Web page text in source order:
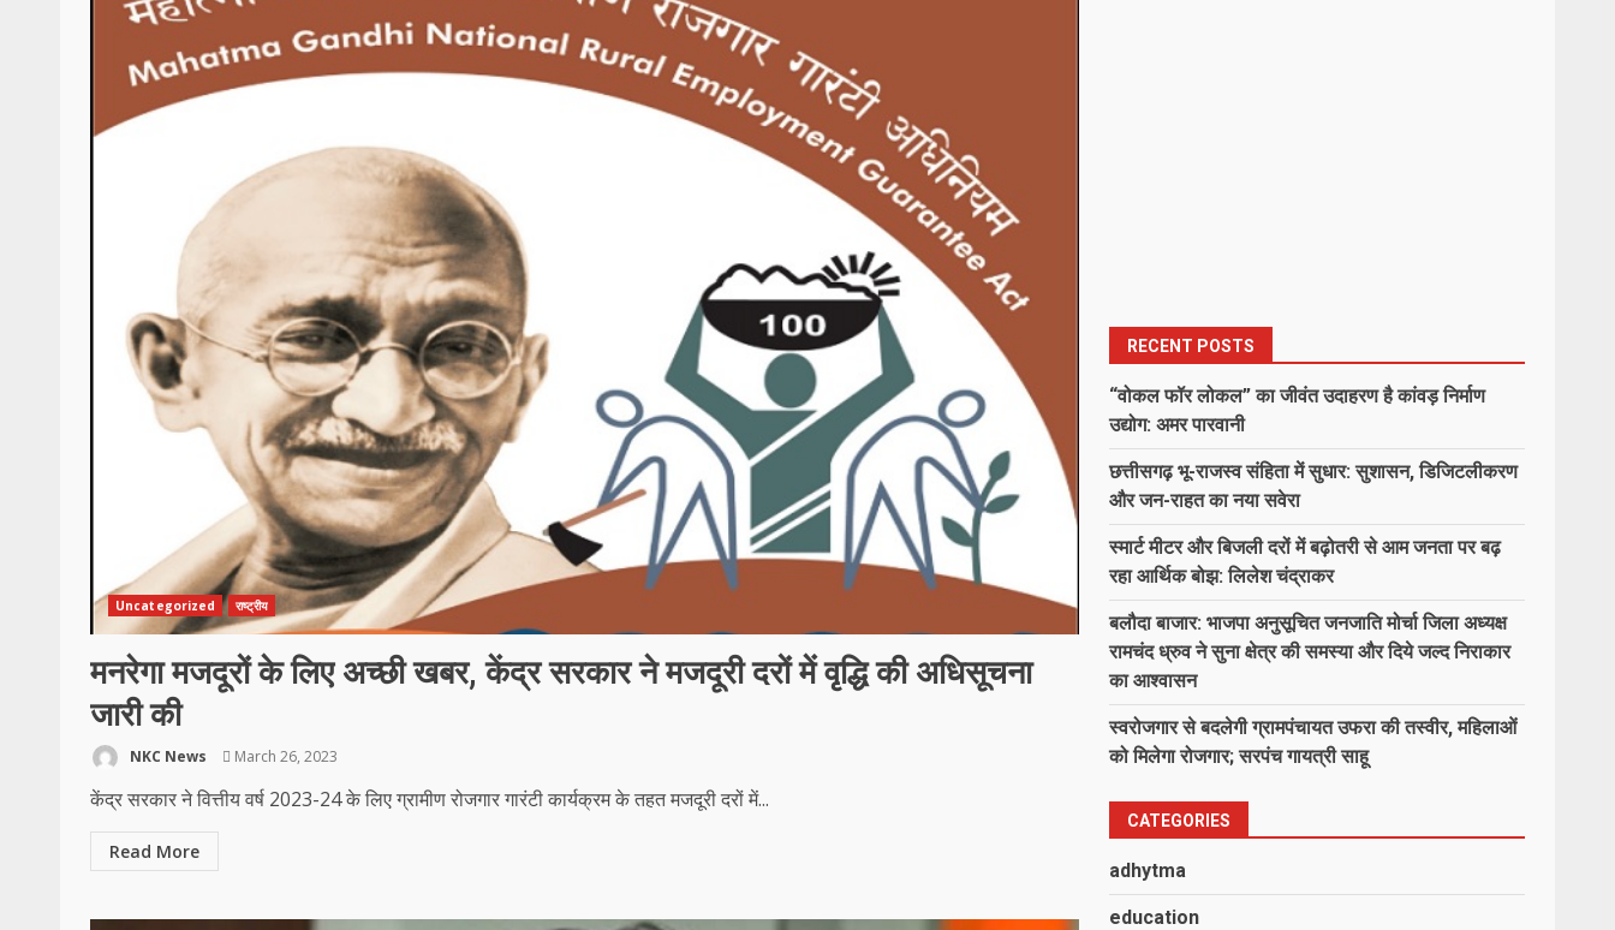
Uncategorized राष्ट्रीय
मनरेगा मजदूरों के लिए अच्छी खबर, केंद्र सरकार ने मजदूरी दरों में वृद्धि की अधिसूचना
जारी की
NKC News March 26, 2023
केंद्र सरकार ने वित्तीय वर्ष 2023-24 के लिए ग्रामीण रोजगार गारंटी कार्यक्रम के तहत मजदूरी दरों में...
Read More
RECENT POSTS
“वोकल फॉर लोकल” का जीवंत उदाहरण है कांवड़ निर्माण
उद्योग: अमर पारवानी
छत्तीसगढ़ भू-राजस्व संहिता में सुधार: सुशासन, डिजिटलीकरण
और जन-राहत का नया सवेरा
स्मार्ट मीटर और बिजली दरों में बढ़ोतरी से आम जनता पर बढ़
रहा आर्थिक बोझ: लिलेश चंद्राकर
बलौदा बाजार: भाजपा अनुसूचित जनजाति मोर्चा जिला अध्यक्ष
रामचंद ध्रुव ने सुना क्षेत्र की समस्या और दिये जल्द निराकार
का आश्वासन
स्वरोजगार से बदलेगी ग्रामपंचायत उफरा की तस्वीर, महिलाओं
को मिलेगा रोजगार; सरपंच गायत्री साहू
CATEGORIES
adhytma
education